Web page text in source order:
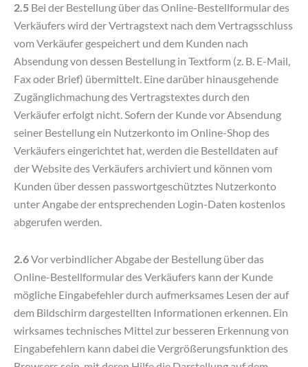
2.5 Bei der Bestellung über das Online-Bestellformular des
Verkäufers wird der Vertragstext nach dem Vertragsschluss
vom Verkäufer gespeichert und dem Kunden nach
Absendung von dessen Bestellung in Textform (z. B. E-Mail,
Fax oder Brief) übermittelt. Eine darüber hinausgehende
Zugänglichmachung des Vertragstextes durch den
Verkäufer erfolgt nicht. Sofern der Kunde vor Absendung
seiner Bestellung ein Nutzerkonto im Online-Shop des
Verkäufers eingerichtet hat, werden die Bestelldaten auf
der Website des Verkäufers archiviert und können vom
Kunden über dessen passwortgeschütztes Nutzerkonto
unter Angabe der entsprechenden Login-Daten kostenlos
abgerufen werden.
2.6Vor verbindlicher Abgabe der Bestellung über das
Online-Bestellformular des Verkäufers kann der Kunde
mögliche Eingabefehler durch aufmerksames Lesen der auf
dem Bildschirm dargestellten Informationen erkennen. Ein
wirksames technisches Mittel zur besseren Erkennung von
Eingabefehlern kann dabei die Vergrößerungsfunktion des